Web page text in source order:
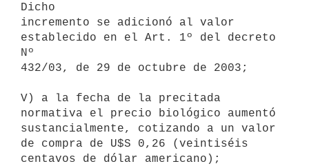
Dicho
incremento se adicionó al valor
establecido en el Art. 1º del decreto
Nº
432/03, de 29 de octubre de 2003;
V) a la fecha de la precitada
normativa el precio biológico aumentó
sustancialmente, cotizando a un valor
de compra de U$S 0,26 (veintiséis
centavos de dólar americano);